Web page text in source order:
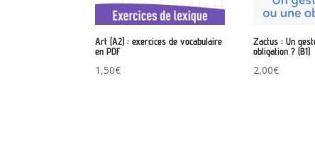
Art (A2) : exercices de vocabulaire
en PDF
1,50€
Zactus : Un
obligation ? (B1)
2,00€